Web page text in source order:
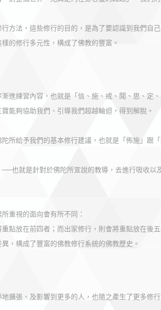
方法，這些修行的目的，是為了要認識到我們自
的修行多元性，構成了佛教的豐富。
進練習內容，也就是「信、施、戒、聞、思、定
能夠協助我們、引導我們超越輪迴，得到解脫。
所給予我們的基本修行建議，也就是「佈施」跟
也就是針對於佛陀所宣說的教導，去進行吸收
重視的面向會有所不同：
點放在前四者；而出家修行，則會將重點放在後五
，構成了豐富的佛教修行系統的佛教歷史。
擴張、及影響到更多的人，也隨之產生了更多修行